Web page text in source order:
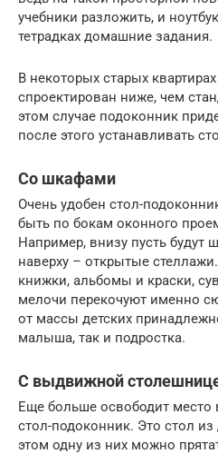
учебники разложить, и
тетрадках домашние задания.
В некоторых старых
спроектирован ниже, чем
этом случае подоконник
после этого устанавливать
Со шкафами
Очень удобен стол-
быть по бокам оконного
Например, внизу пусть будут
наверху – открытые
книжки, альбомы и краски,
мелочи перекочуют именно
от массы детских
малыша, так и подростка.
С выдвижной
Еще больше освободит
стол-подоконник. Это стол
этом одну из них можно